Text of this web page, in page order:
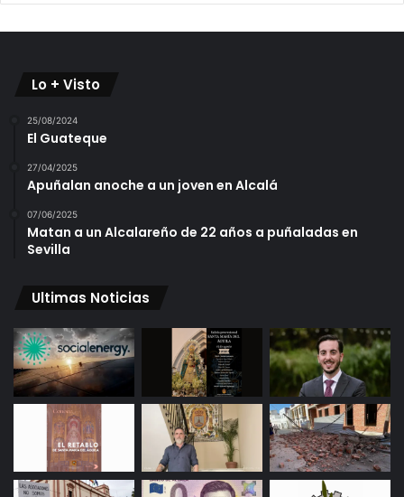
Lo + Visto
25/08/2024
El Guateque
27/04/2025
Apuñalan anoche a un joven en Alcalá
07/06/2025
Matan a un Alcalareño de 22 años a puñaladas en
Sevilla
Ultimas Noticias